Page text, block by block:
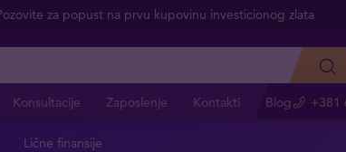
za popust na prvu kupovinu investicionog zlata
Konsultacije Zaposlenje Kontakti Blog +381
Lične finansije